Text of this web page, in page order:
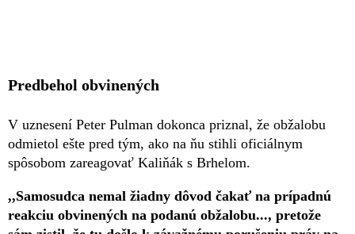
Predbehol obvinených
V uznesení Peter Pulman dokonca priznal, že obžalobu
odmietol ešte pred tým, ako na ňu stihli oficiálnym
spôsobom zareagovať Kaliňák s Brhelom.
,,Samosudca nemal žiadny dôvod čakať na prípadnú
reakciu obvinených na podanú obžalobu..., pretože